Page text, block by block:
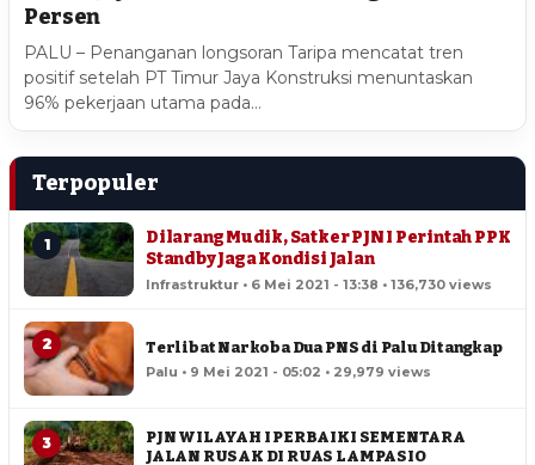
Persen
PALU – Penanganan longsoran Taripa mencatat tren
positif setelah PT Timur Jaya Konstruksi menuntaskan
96% pekerjaan utama pada…
Terpopuler
1
Dilarang Mudik, Satker PJN I Perintah PPK
Standby Jaga Kondisi Jalan
Infrastruktur • 6 Mei 2021 - 13:38 • 136,730 views
2 Terlibat Narkoba Dua PNS di Palu Ditangkap
Palu • 9 Mei 2021 - 05:02 • 29,979 views
3
PJN WILAYAH I PERBAIKI SEMENTARA
JALAN RUSAK DI RUAS LAMPASIO